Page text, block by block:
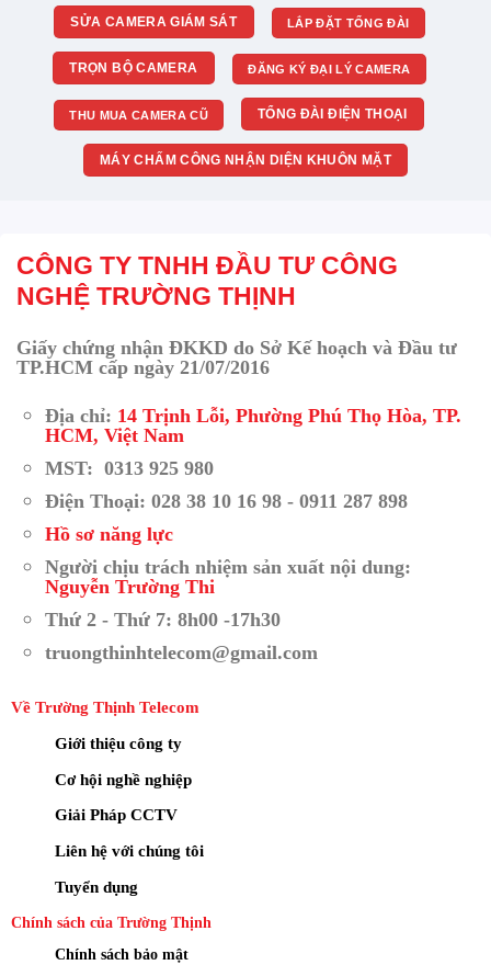
SỬA CAMERA GIÁM SÁT LẮP ĐẶT TỔNG ĐÀI
TRỌN BỘ CAMERA ĐĂNG KÝ ĐẠI LÝ CAMERA
THU MUA CAMERA CŨ TỔNG ĐÀI ĐIỆN THOẠI
MÁY CHẤM CÔNG NHẬN DIỆN KHUÔN MẶT
CÔNG TY TNHH ĐẦU TƯ CÔNG
NGHỆ TRƯỜNG THỊNH
Giấy chứng nhận ĐKKD do Sở Kế hoạch và Đầu tư
TP.HCM cấp ngày 21/07/2016
Địa chỉ: 14 Trịnh Lỗi, Phường Phú Thọ Hòa, TP.
HCM, Việt Nam
MST: 0313 925 980
Điện Thoại: 028 38 10 16 98 - 0911 287 898
Hồ sơ năng lực
Người chịu trách nhiệm sản xuất nội dung:
Nguyễn Trường Thi
Thứ 2 - Thứ 7: 8h00 -17h30
truongthinhtelecom@gmail.com
Về Trường Thịnh Telecom
Giới thiệu công ty
Cơ hội nghề nghiệp
Giải Pháp CCTV
Liên hệ với chúng tôi
Tuyển dụng
Chính sách của Trường Thịnh
Chính sách bảo mật